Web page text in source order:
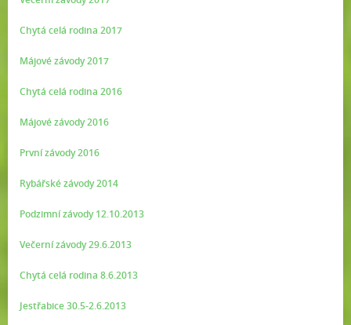
Chytá celá rodina 2017
Májové závody 2017
Chytá celá rodina 2016
Májové závody 2016
První závody 2016
Rybářské závody 2014
Podzimní závody 12.10.2013
Večerní závody 29.6.2013
Chytá celá rodina 8.6.2013
Jestřabice 30.5-2.6.2013